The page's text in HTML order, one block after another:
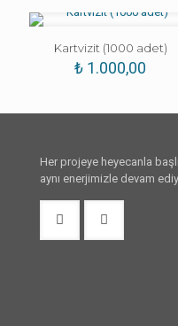
Kartvizit (1000 adet)
₺ 1.000,00
Her projeye heyecanla
aynı enerjimizle devam